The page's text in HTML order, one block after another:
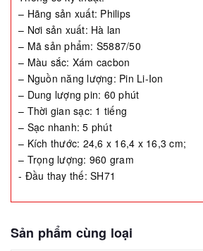
– Hãng sản xuất: Philips
– Nơi sản xuất: Hà lan
– Mã sản phẩm: S5887/50
– Màu sắc: Xám cacbon
– Nguồn năng lượng: Pin Li-Ion
– Dung lượng pin: 60 phút
– Thời gian sạc: 1 tiếng
– Sạc nhanh: 5 phút
– Kích thước: 24,6 x 16,4 x 16,3 cm;
– Trọng lượng: 960 gram
- Đầu thay thế: SH71
Sản phẩm cùng loại